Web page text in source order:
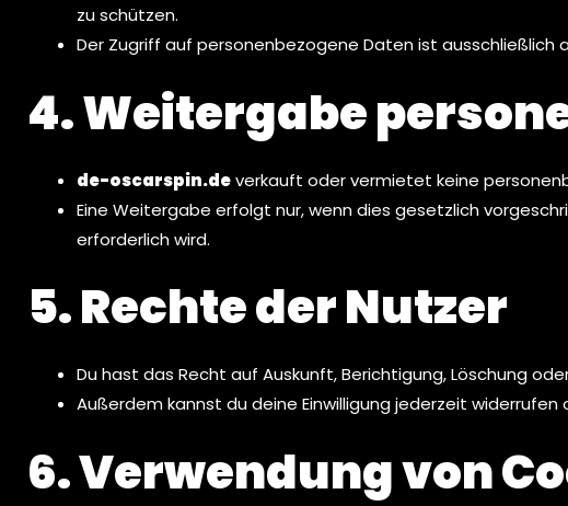
zu schützen.
Der Zugriff auf personenbezogene Daten ist
4. Weitergabe
de-oscarspin.deverkauft oder vermietet keine
Eine Weitergabe erfolgt nur, wenn dies gesetzlich
erforderlich wird.
5. Rechte der Nutzer
Du hast das Recht auf Auskunft, Berichtigung, Löschung
Außerdem kannst du deine Einwilligung jederzeit
6. Verwendung von